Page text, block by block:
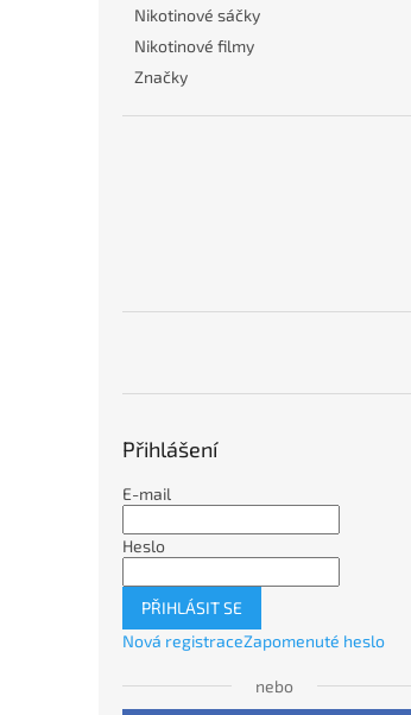
Nikotinové sáčky
Nikotinové filmy
Značky
Přihlášení
E-mail
Heslo
PŘIHLÁSIT SE
Nová registraceZapomenuté heslo
nebo